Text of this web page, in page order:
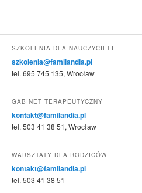
SZKOLENIA DLA NAUCZYCIELI
szkolenia@familandia.pl
tel. 695 745 135, Wrocław
GABINET TERAPEUTYCZNY
kontakt@familandia.pl
tel. 503 41 38 51, Wrocław
WARSZTATY DLA RODZICÓW
kontakt@familandia.pl
tel. 503 41 38 51